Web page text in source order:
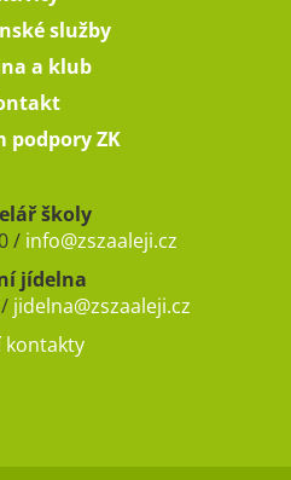
služby
a klub
podpory ZK
školy
/ info@zszaaleji.cz
jídelna
jidelna@zszaaleji.cz
kontakty